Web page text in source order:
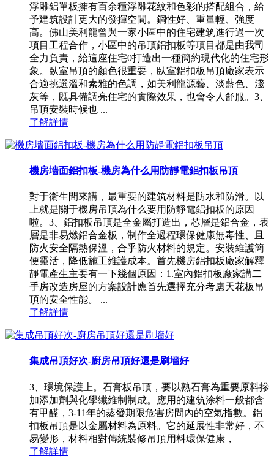
浮雕鋁單板擁有百余種浮雕花紋和色彩的搭配組合，給
予建筑設計更大的發揮空間。鋼性好、重量輕、強度
高。佛山美利龍曾與一家小區中的住宅建筑進行過一次
項目工程合作，小區中的吊頂鋁扣板等項目都是由我司
全力負責，給這座住宅0打造出一種簡約現代化的住宅形
象。臥室吊頂的顏色很重要，臥室鋁扣板吊頂廠家表示
合適挑選溫和素雅的色調，如美利龍源藝、淡藍色、淺
灰等，既具備調亮住宅的實際效果，也會令人舒服。3、
吊頂安裝時候也 ...
了解詳情
機房墻面鋁扣板-機房為什么用防靜電鋁扣板吊頂
對于衛生間來講，最重要的建筑材料是防水和防滑。以
上就是關于機房吊頂為什么要用防靜電鋁扣板的原因
啦。3、鋁扣板吊頂是全金屬打造出，芯層是鋁合金，表
層是非易燃鋁合金板，制作全過程環保健康無毒性、且
防火安全隔熱保溫，合乎防火材料的規定。安裝維護簡
便靈活，降低施工維護成本。首先機房鋁扣板廠家解釋
靜電產生主要有一下幾個原因：1.室內鋁扣板廠家講二
手房改造房屋的方案設計應首先選擇充分考慮天花板吊
頂的安全性能。 ...
了解詳情
集成吊頂好次-廚房吊頂好還是刷墻好
3、環境保護上。石膏板吊頂，要以熟石膏為重要原料摻
加添加劑與化學纖維制制成。應用的建筑涂料一般都含
有甲醛，3-11年的蒸發期限危害房間內的空氣指數。鋁
扣板吊頂是以金屬材料為原料。它的延展性非常好，不
易變形，材料相對傳統裝修吊頂用料環保健康，
了解詳情